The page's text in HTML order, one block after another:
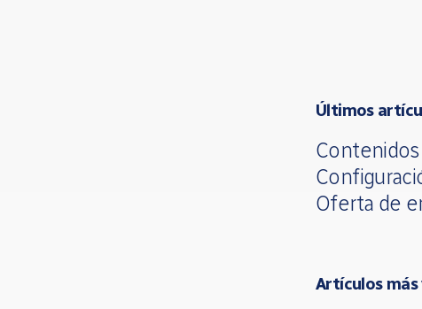
Últimos
Oferta de
Artículos